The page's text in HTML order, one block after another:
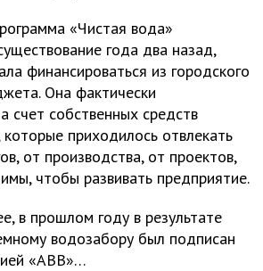
«Чистая вода»
года два назад,
финансироваться из городского
Она фактически
счет собственных средств
приходилось отвлекать
от производства, от проектов,
чтобы развивать предприятие.
в прошлом году в результате
водозабору был подписан
«ABB»…